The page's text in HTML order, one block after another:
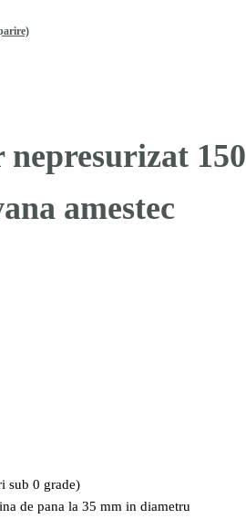
150
amestec
sub 0 grade)
de pana la 35 mm in diametru